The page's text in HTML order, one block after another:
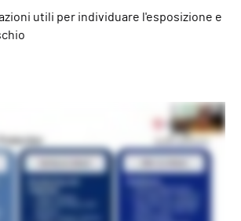
utili per individuare l'esposizione e